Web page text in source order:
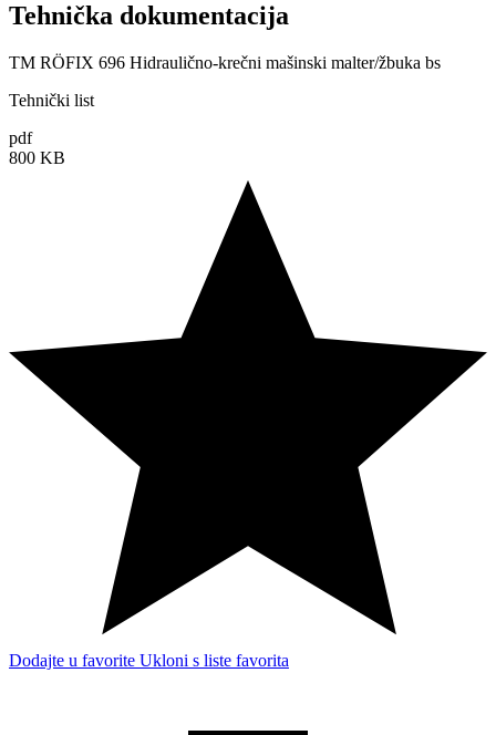
Tehnička dokumentacija
TM RÖFIX 696 Hidraulično-krečni mašinski malter/žbuka bs
Tehnički list
pdf
800 KB
Dodajte u favorite Ukloni s liste favorita